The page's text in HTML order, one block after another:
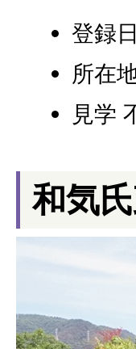
登録
所在
見学
和気